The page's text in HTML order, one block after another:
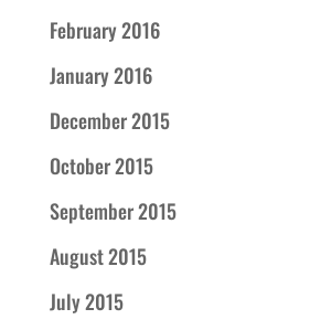
February 2016
January 2016
December 2015
October 2015
September 2015
August 2015
July 2015